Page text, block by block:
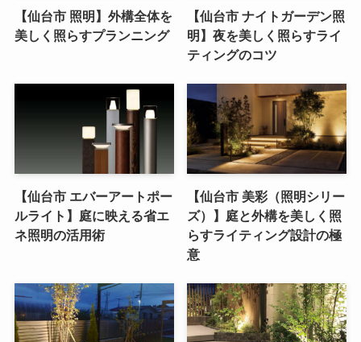
【仙台市 照明】外構全体を
美しく照らすプランニング
【仙台市 ナイトガーデン照
明】夜を美しく照らすライ
ティングのコツ
【仙台市 エバーアートポー
ルライト】庭に映える省エ
ネ照明の活用術
【仙台市 美彩（照明シリー
ズ）】庭と外構を美しく照
らすライティング設計の極
意